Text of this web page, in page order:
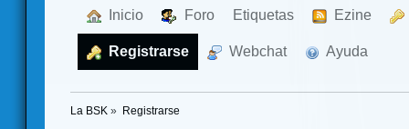
Inicio Foro Etiquetas Ezine
Registrarse Webchat Ayuda
La BSK » Registrarse